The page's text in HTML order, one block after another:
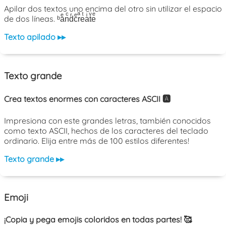
Apilar dos textos uno encima del otro sin utilizar el espacio
de dos líneas. ᵇaͤnͨdͬcͤrͣeͭaͥtͮeͤ
Texto apilado ▸▸
Texto grande
Crea textos enormes con caracteres ASCII 🅰️
Impresiona con este grandes letras, también conocidos
como texto ASCII, hechos de los caracteres del teclado
ordinario. Elija entre más de 100 estilos diferentes!
Texto grande ▸▸
Emoji
¡Copia y pega emojis coloridos en todas partes! 🥰